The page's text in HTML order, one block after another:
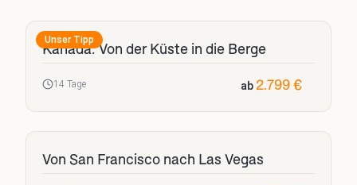
Unser Tipp
Kanada: Von der Küste in die Berge
14 Tage ab 2.799 €
Von San Francisco nach Las Vegas